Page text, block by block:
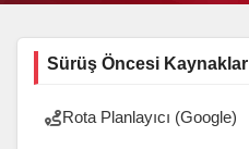
Sürüş Öncesi Kaynaklar
Rota Planlayıcı (Google)